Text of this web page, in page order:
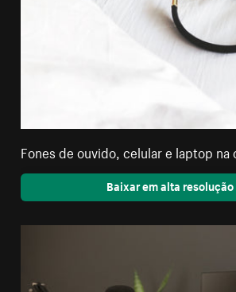
Fones de ouvido, celular e laptop na
Baixar em alta resolução